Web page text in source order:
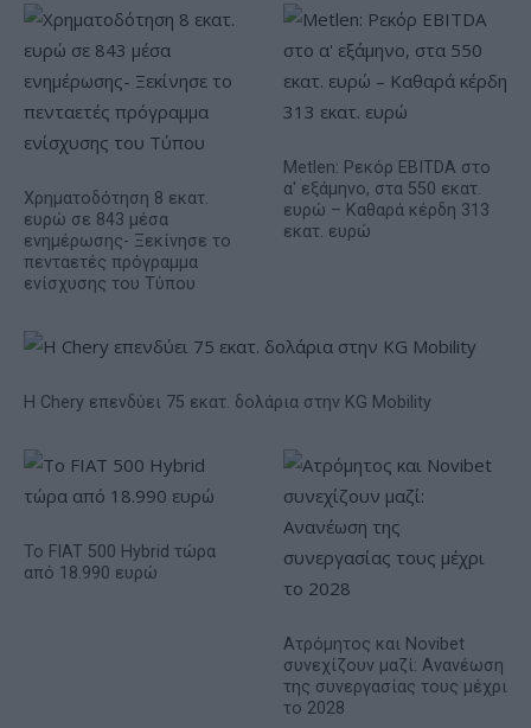
Χρηματοδότηση 8 εκατ.
ευρώ σε 843 μέσα
ενημέρωσης- Ξεκίνησε το
πενταετές πρόγραμμα
ενίσχυσης του Τύπου
Metlen: Ρεκόρ EBITDA στο
α' εξάμηνο, στα 550 εκατ.
ευρώ – Καθαρά κέρδη 313
εκατ. ευρώ
Η Chery επενδύει 75 εκατ. δολάρια στην KG Mobility
Το FIAT 500 Hybrid τώρα
από 18.990 ευρώ
Ατρόμητος και Novibet
συνεχίζουν μαζί: Ανανέωση
της συνεργασίας τους μέχρι
το 2028